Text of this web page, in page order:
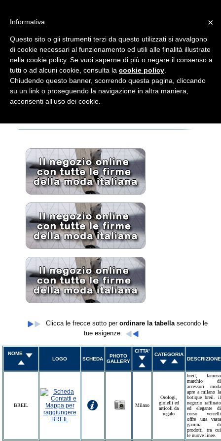
Clicca le frecce sotto per ordinare la tabellasecondo le
tue esigenze
NOME
LOGO
SCHEDA
PHOTO
GALLERY
CITTA'
CATEGORIA
DESCRIZIONE
BREIL Milano
Orologi,
gioielli ed
articoli da
regalo
breil, famoso
marchio di
accessori moda
apre a milano la
botique breil. il
negozio raffinato
ed elegante di
corso vercelli
offre una vasta
gamma di
prodotti tra cui
le nuove linee.
×
Informativa
Questo sito o gli strumenti terzi da questo utilizzati si avvalgono
di cookie necessari al funzionamento ed utili alle finalità illustrate
nella cookie policy. Se vuoi saperne di più o negare il consenso a
tutti o ad alcuni cookie, consulta la cookie policy
Chiudendo questo banner, scorrendo questa pagina, cliccando
su un link o proseguendo la navigazione in altra maniera,
acconsenti all’uso dei cookie.